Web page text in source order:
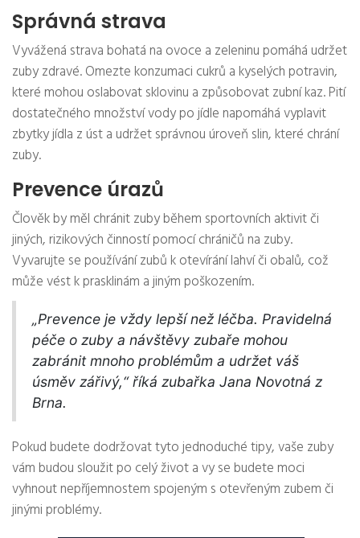
Správná strava
Vyvážená strava bohatá na ovoce a zeleninu pomáhá udržet
zuby zdravé. Omezte konzumaci cukrů a kyselých potravin,
které mohou oslabovat sklovinu a způsobovat zubní kaz. Pití
dostatečného množství vody po jídle napomáhá vyplavit
zbytky jídla z úst a udržet správnou úroveň slin, které chrání
zuby.
Prevence úrazů
Člověk by měl chránit zuby během sportovních aktivit či
jiných, rizikových činností pomocí chráničů na zuby.
Vyvarujte se používání zubů k otevírání lahví či obalů, což
může vést k prasklinám a jiným poškozením.
„Prevence je vždy lepší než léčba. Pravidelná
péče o zuby a návštěvy zubaře mohou
zabránit mnoho problémům a udržet váš
úsměv zářivý,“ říká zubařka Jana Novotná z
Brna.
Pokud budete dodržovat tyto jednoduché tipy, vaše zuby
vám budou sloužit po celý život a vy se budete moci
vyhnout nepříjemnostem spojeným s otevřeným zubem či
jinými problémy.